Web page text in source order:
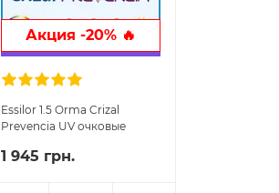
Акция -20% 🔥
Essilor 1.5 Orma Crizal
Prevencia UV очковые
1 945 грн.